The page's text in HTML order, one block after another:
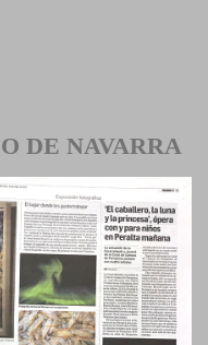
DE NAVARRA